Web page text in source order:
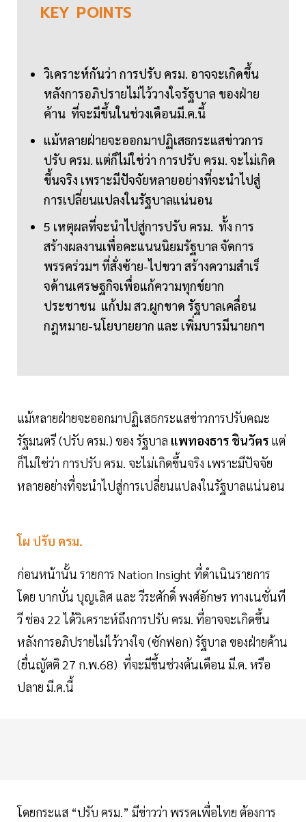
KEY POINTS
วิเคราะห์กันว่า การปรับ ครม. อาจจะเกิดขึ้น
หลังการอภิปรายไม่ไว้วางใจรัฐบาล ของฝ่าย
ค้าน ที่จะมีขึ้นในช่วงเดือนมี.ค.นี้
แม้หลายฝ่ายจะออกมาปฏิเสธกระแสข่าวการ
ปรับ ครม. แต่ก็ไม่ใช่ว่า การปรับ ครม. จะไม่เกิด
ขึ้นจริง เพราะมีปัจจัยหลายอย่างที่จะนำไปสู่
การเปลี่ยนแปลงในรัฐบาลแน่นอน
5 เหตุผลที่จะนำไปสู่การปรับ ครม. ทั้ง การ
สร้างผลงานเพื่อคะแนนนิยมรัฐบาล จัดการ
พรรคร่วมฯ ที่สั่งซ้าย-ไปขวา สร้างความสําเร็
จด้านเศรษฐกิจเพื่อแก้ความทุกข์ยาก
ประชาชน แก้ปม สว.ผูกขาด รัฐบาลเคลื่อน
กฎหมาย-นโยบายยาก และ เพิ่มบารมีนายกฯ
แม้หลายฝ่ายจะออกมาปฏิเสธกระแสข่าวการปรับคณะ
รัฐมนตรี (ปรับ ครม.) ของ รัฐบาล แพทองธาร ชินวัตร แต่
ก็ไม่ใช่ว่า การปรับ ครม. จะไม่เกิดขึ้นจริง เพราะมีปัจจัย
หลายอย่างที่จะนำไปสู่การเปลี่ยนแปลงในรัฐบาลแน่นอน
โผ ปรับ ครม.
ก่อนหน้านั้น รายการ Nation Insight ที่ดำเนินรายการ
โดย บากบั่น บุญเลิศ และ วีระศักดิ์ พงศ์อักษร ทางเนชั่นที
วี ช่อง 22 ได้วิเคราะห์ถึงการปรับ ครม. ที่อาจจะเกิดขึ้น
หลังการอภิปรายไม่ไว้วางใจ (ซักฟอก) รัฐบาล ของฝ่ายค้าน
(ยื่นญัตติ 27 ก.พ.68) ที่จะมีขึ้นช่วงต้นเดือน มี.ค. หรือ
ปลาย มี.ค.นี้
โดยกระแส “ปรับ ครม.” มีข่าวว่า พรรคเพื่อไทย ต้องการ